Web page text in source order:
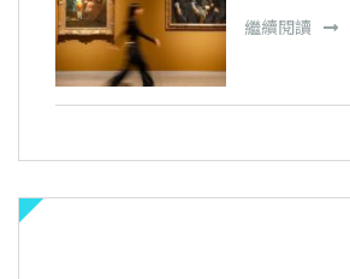
繼續閱讀